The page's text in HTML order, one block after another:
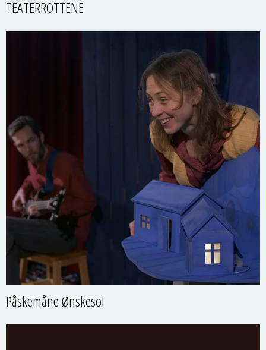
TEATERROTTENE
Påskemåne Ønskesol